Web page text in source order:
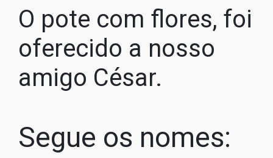
O pote com flores, foi
oferecido a nosso
amigo César.
Segue os nomes: